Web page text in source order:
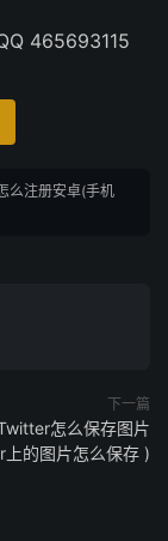
465693115
么注册安卓(手机
下一篇
怎么保存图片
的图片怎么保存 )